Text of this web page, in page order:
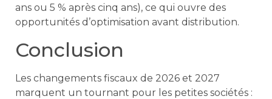
ans ou 5 % après cinq ans), ce qui ouvre des
opportunités d’optimisation avant distribution.
Conclusion
Les changements fiscaux de 2026 et 2027
marquent un tournant pour les petites sociétés :